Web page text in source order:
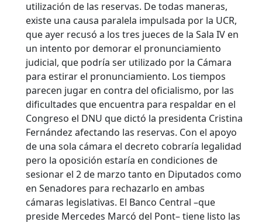
utilización de las reservas. De todas maneras,
existe una causa paralela impulsada por la UCR,
que ayer recusó a los tres jueces de la Sala IV en
un intento por demorar el pronunciamiento
judicial, que podría ser utilizado por la Cámara
para estirar el pronunciamiento. Los tiempos
parecen jugar en contra del oficialismo, por las
dificultades que encuentra para respaldar en el
Congreso el DNU que dictó la presidenta Cristina
Fernández afectando las reservas. Con el apoyo
de una sola cámara el decreto cobraría legalidad
pero la oposición estaría en condiciones de
sesionar el 2 de marzo tanto en Diputados como
en Senadores para rechazarlo en ambas
cámaras legislativas. El Banco Central –que
preside Mercedes Marcó del Pont– tiene listo las